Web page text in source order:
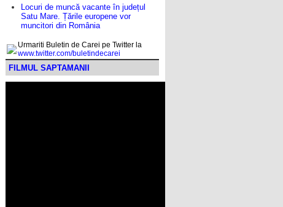
Locuri de muncă vacante în județul
Satu Mare. Țările europene vor
muncitori din România
Urmariti Buletin de Carei pe Twitter la
www.twitter.com/buletindecarei
FILMUL SAPTAMANII